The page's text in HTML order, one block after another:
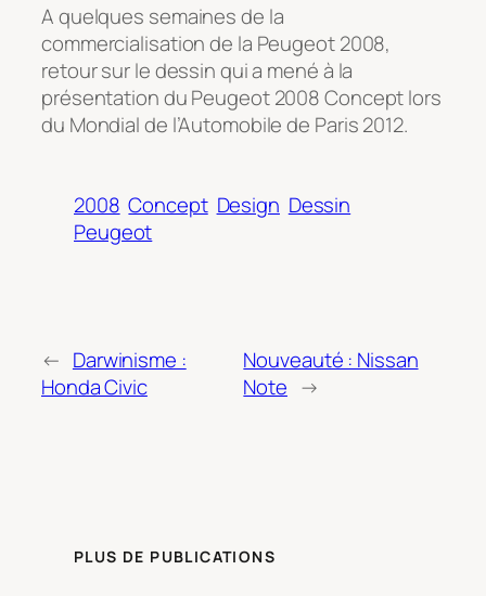
A quelques semaines de la
commercialisation de la Peugeot 2008,
retour sur le dessin qui a mené à la
présentation du Peugeot 2008 Concept lors
du Mondial de l’Automobile de Paris 2012.
2008 Concept Design Dessin
Peugeot
← Darwinisme :
Honda Civic
Nouveauté : Nissan
Note →
PLUS DE PUBLICATIONS